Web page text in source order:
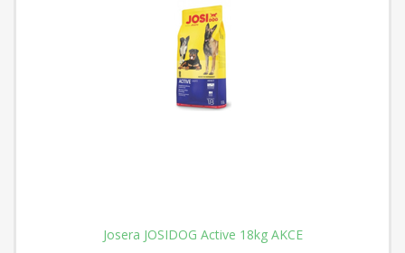
Josera JOSIDOG Active 18kg AKCE